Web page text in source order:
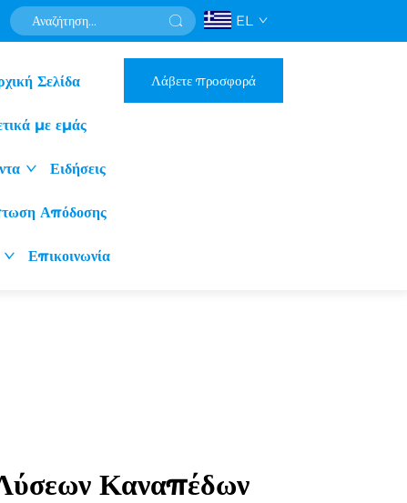
EL
Σελίδα
με εμάς
Ειδήσεις
Απόδοσης
Επικοινωνία
Λάβετε προσφορά
Καναπέδων